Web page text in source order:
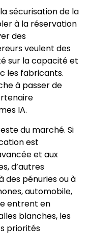
sécurisation de la
à la réservation
des
veulent des
sur la capacité et
les fabricants.
à passer de
IA.
du marché. Si
est
et aux
d’autres
des pénuries ou à
automobile,
entrent en
blanches, les
priorités